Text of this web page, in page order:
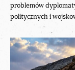
problemów
politycznych i